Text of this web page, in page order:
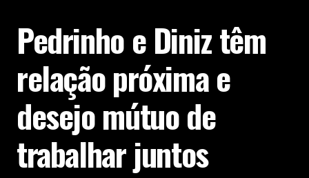
Pedrinho e Diniz têm
relação próxima e
desejo mútuo de
trabalhar juntos